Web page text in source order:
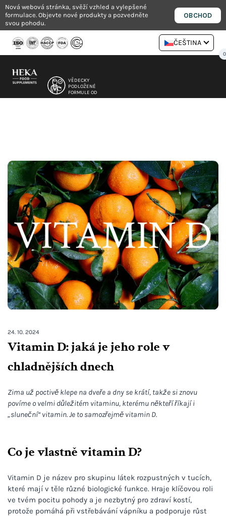
Přejít
na
obsah
Nová webová stránka, svěží vzhled a vylepšené
formulace. Objevte nové produkty a pozvedněte
svou pohodu.
OBCHOD
ČEŠTINA
VĚDECKY
PODLOŽENÉ
FORMULE OD
NUTRICIONISTŮ
0
24. 10. 2024
Vitamin D: jaká je jeho role v
chladnějších dnech
Zima už poctivě klepe na dveře a dny se krátí, takže si znovu
povíme o velmi důležitém vitaminu, kterému někteří říkají i
„sluneční“ vitamin. Je to samozřejmě vitamin D.
Co je vlastně vitamin D?
Vitamin D je název pro skupinu látek rozpustných v tucích,
které mají v těle různé biologické funkce. Hraje klíčovou roli
ve tvém pocitu pohody a je nezbytný pro zdraví kostí,
protože pomáhá při vstřebávání vápníku a podporuje růst